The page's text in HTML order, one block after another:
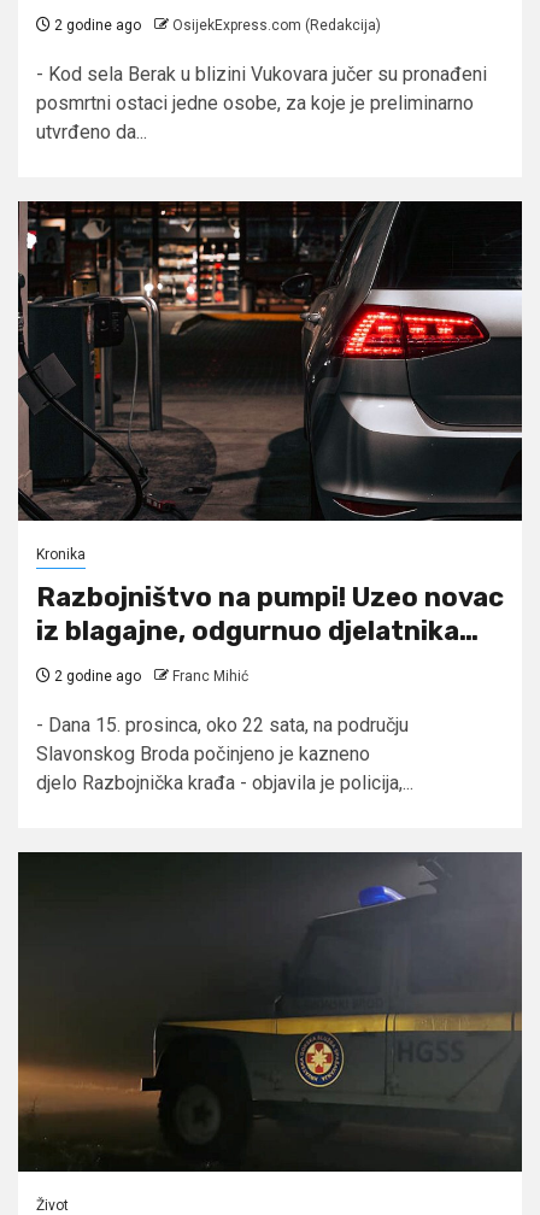
2 godine ago OsijekExpress.com (Redakcija)
- Kod sela Berak u blizini Vukovara jučer su pronađeni
posmrtni ostaci jedne osobe, za koje je preliminarno
utvrđeno da...
Kronika
Razbojništvo na pumpi! Uzeo novac
iz blagajne, odgurnuo djelatnika…
2 godine ago Franc Mihić
- Dana 15. prosinca, oko 22 sata, na području
Slavonskog Broda počinjeno je kazneno
djelo Razbojnička krađa - objavila je policija,...
Život